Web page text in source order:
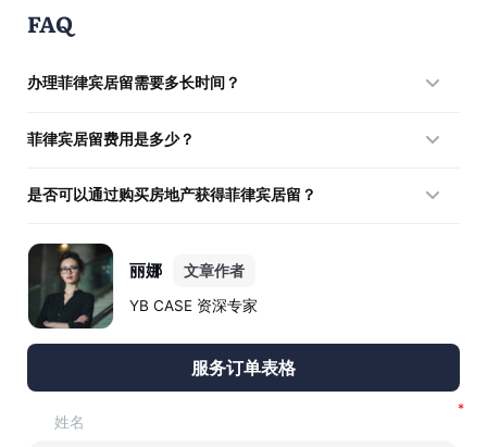
FAQ
办理菲律宾居留需要多长时间？
菲律宾居留费用是多少？
目的文件处理费用为1,500至2,500美元。
是否可以通过购买房地产获得菲律宾居留？
Classic存款的一部分。
丽娜
文章作者
YB CASE 资深专家
服务订单表格
姓名